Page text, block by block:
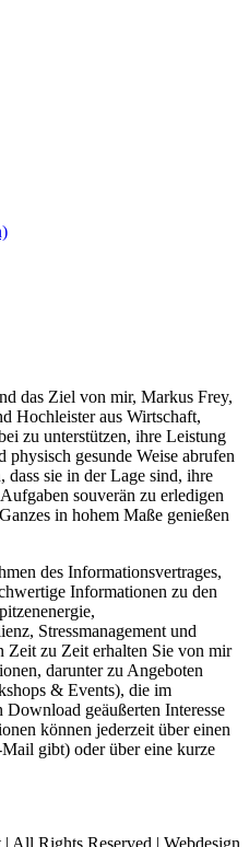
das Ziel von mir, Markus Frey,
Hochleister aus Wirtschaft,
zu unterstützen, ihre Leistung
gesunde Weise abrufen
dass sie in der Lage sind, ihre
souverän zu erledigen
in hohem Maße genießen
des Informationsvertrages,
Informationen zu den
Stressmanagement und
zu Zeit erhalten Sie von mir
darunter zu Angeboten
& Events), die im
geäußerten Interesse
können jederzeit über einen
gibt) oder über eine kurze
All Rights Reserved | Webdesign